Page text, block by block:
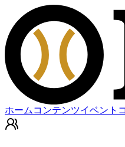
ホーム コンテンツイベント